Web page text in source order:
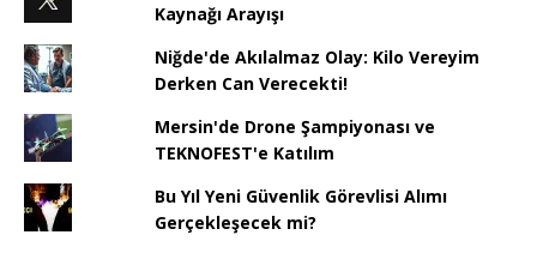
Kaynağı Arayışı
Niğde'de Akılalmaz Olay: Kilo Vereyim
Derken Can Verecekti!
Mersin'de Drone Şampiyonası ve
TEKNOFEST'e Katılım
Bu Yıl Yeni Güvenlik Görevlisi Alımı
Gerçekleşecek mi?